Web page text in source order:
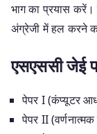
भाग का प्रयास करें।
अंग्रेजी में हल करने
एसएससी जेई
पेपर I (कंप्यूटर
पेपर II